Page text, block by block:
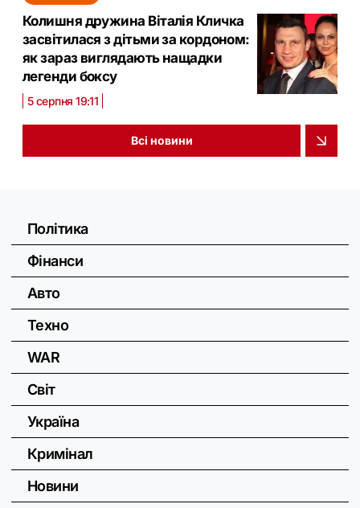
Колишня дружина Віталія Кличка
засвітилася з дітьми за кордоном:
як зараз виглядають нащадки
легенди боксу
5 серпня 19:11
Всі новини
Політика
Фінанси
Авто
Техно
WAR
Світ
Україна
Кримінал
Новини